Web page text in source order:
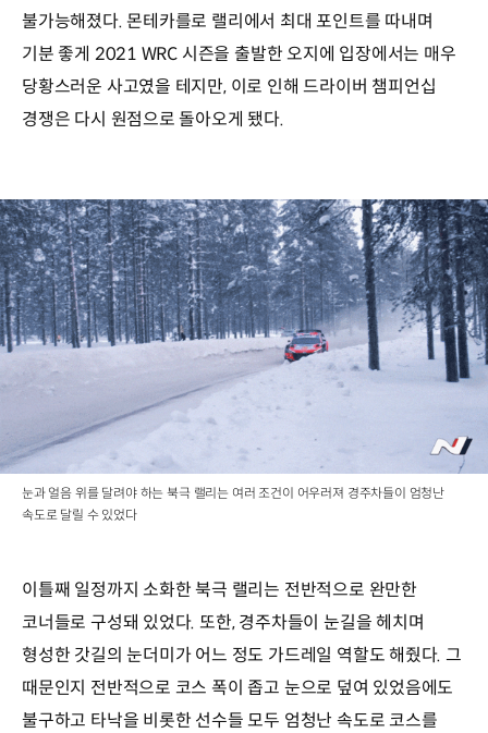
불가능해졌다. 몬테카를로 랠리에서 최대 포인트를 따내며
기분 좋게 2021 WRC 시즌을 출발한 오지에 입장에서는 매우
당황스러운 사고였을 테지만, 이로 인해 드라이버 챔피언십
경쟁은 다시 원점으로 돌아오게 됐다.
눈과 얼음 위를 달려야 하는 북극 랠리는 여러 조건이 어우러져 경주차들이 엄청난
속도로 달릴 수 있었다
이틀째 일정까지 소화한 북극 랠리는 전반적으로 완만한
코너들로 구성돼 있었다. 또한, 경주차들이 눈길을 헤치며
형성한 갓길의 눈더미가 어느 정도 가드레일 역할도 해줬다. 그
때문인지 전반적으로 코스 폭이 좁고 눈으로 덮여 있었음에도
불구하고 타낙을 비롯한 선수들 모두 엄청난 속도로 코스를